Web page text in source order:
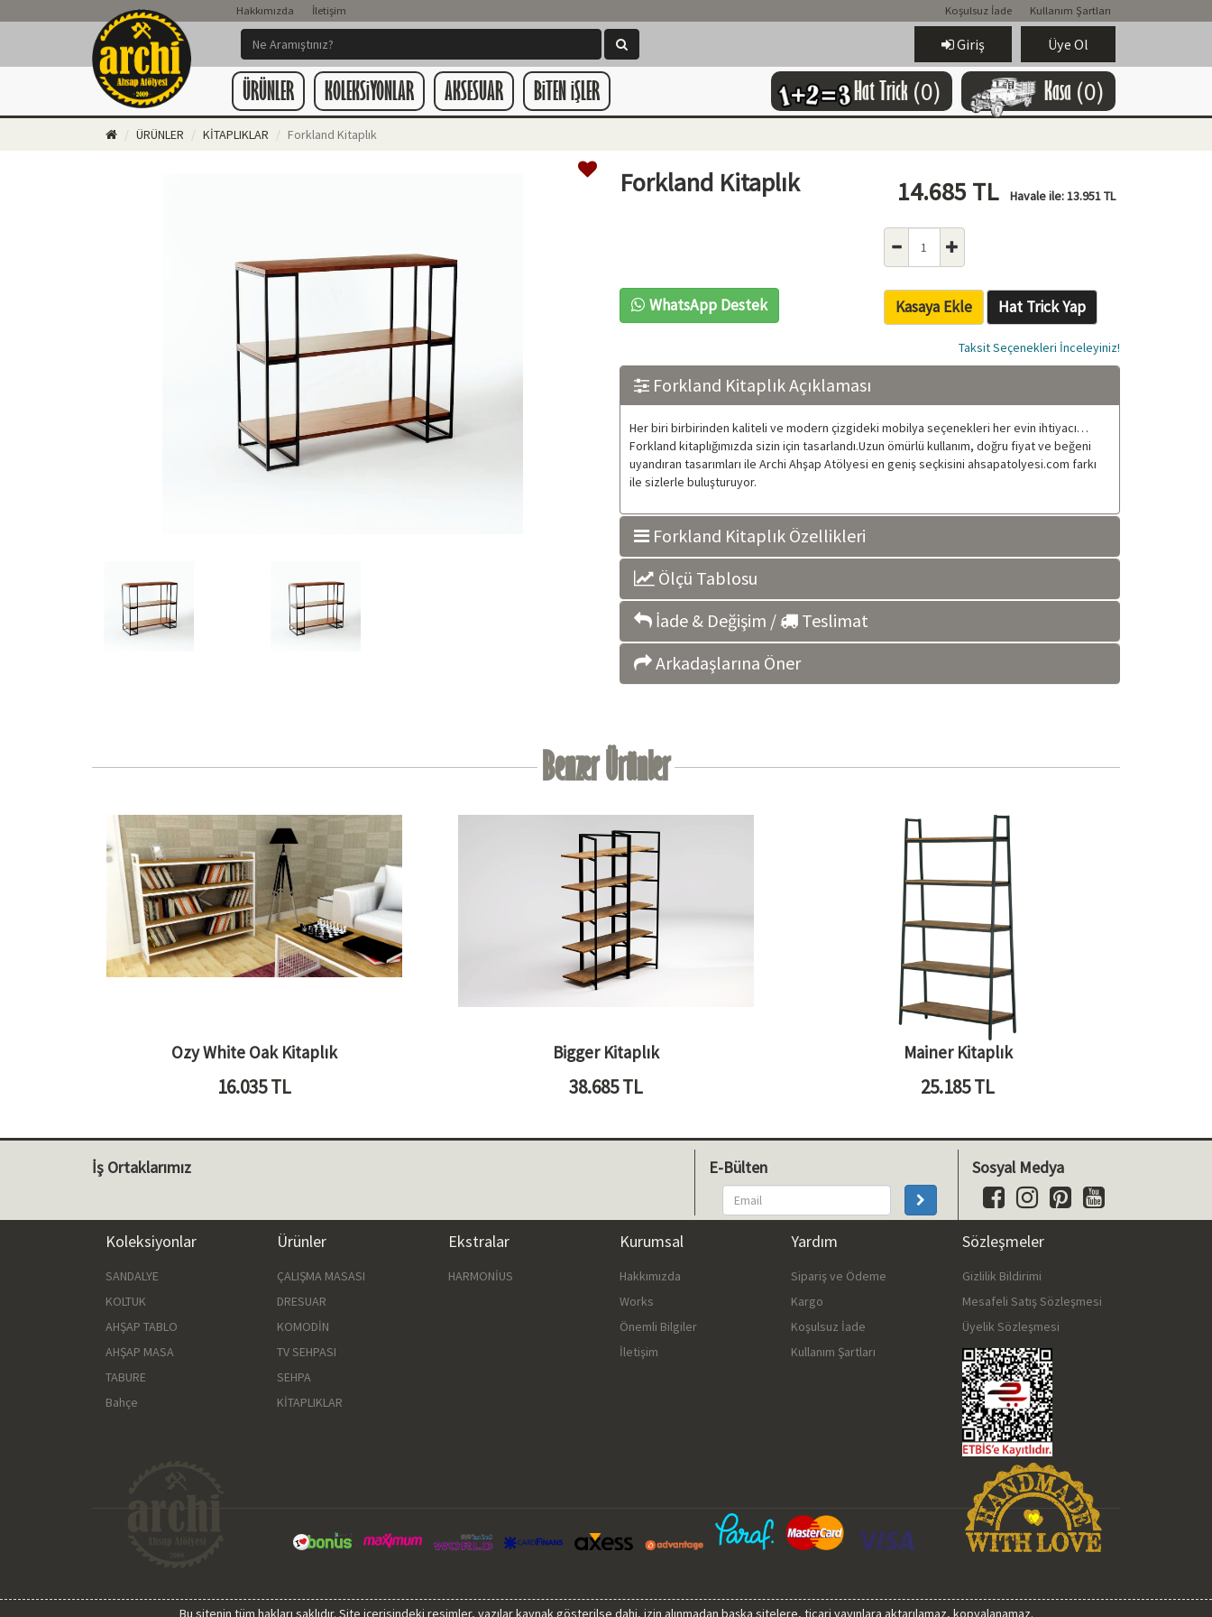
Hakkımızda İletişim Koşulsuz İade Kullanım Şartları
Giriş Üye Ol
ÜRÜNLER KOLEKSiYONLAR AKSESUAR BiTEN iŞLER Hat Trick (0) Kasa (0)
ÜRÜNLER KİTAPLIKLAR Forkland Kitaplık
Forkland Kitaplık 14.685TL Havale ile:13.951TL
WhatsApp Destek Kasaya Ekle Hat Trick Yap
Taksit Seçenekleri İnceleyiniz!
Forkland Kitaplık Açıklaması
Her biri birbirinden kaliteli ve modern çizgideki mobilya seçenekleri her evin ihtiyacı…
Forkland kitaplığımızda sizin için tasarlandı.Uzun ömürlü kullanım, doğru fiyat ve beğeni
uyandıran tasarımları ile Archi Ahşap Atölyesi en geniş seçkisini ahsapatolyesi.com farkı
ile sizlerle buluşturuyor.
Forkland Kitaplık Özellikleri
Ölçü Tablosu
İade & Değişim /
Teslimat
Arkadaşlarına Öner
Benzer Ürünler
Ozy White Oak Kitaplık
16.035TL
Bigger Kitaplık
38.685TL
Mainer Kitaplık
25.185TL
İş Ortaklarımız E-Bülten Sosyal Medya
Koleksiyonlar
SANDALYE
KOLTUK
AHŞAP TABLO
AHŞAP MASA
TABURE
Bahçe
Ürünler
ÇALIŞMA MASASI
DRESUAR
KOMODİN
TV SEHPASI
SEHPA
KİTAPLIKLAR
Ekstralar
HARMONİUS
Kurumsal
Hakkımızda
Works
Önemli Bilgiler
İletişim
Yardım
Sipariş ve Ödeme
Kargo
Koşulsuz İade
Kullanım Şartları
Sözleşmeler
Gizlilik Bildirimi
Mesafeli Satış Sözleşmesi
Üyelik Sözleşmesi
Bu sitenin tüm hakları saklıdır. Site içerisindeki resimler, yazılar kaynak gösterilse dahi, izin alınmadan başka sitelere, ticari yayınlara aktarılamaz, kopyalanamaz.